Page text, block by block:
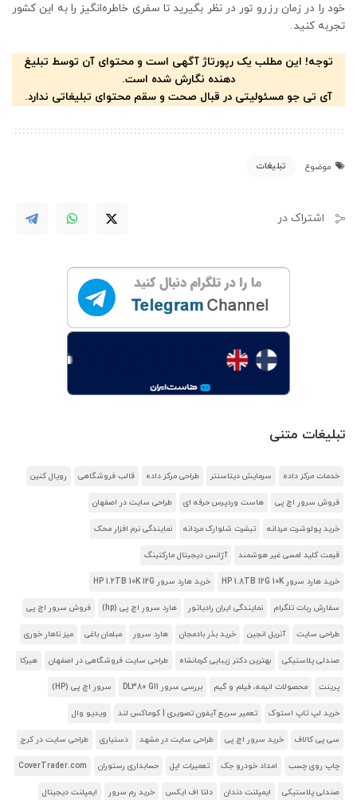
خود را در زمان رزرو تور در نظر بگیرید تا سفری خاطره‌انگیز را به این کشور
تجربه کنید.
توجه! این مطلب یک رپورتاژ آگهی است و محتوای آن توسط تبلیغ
دهنده نگارش شده است.
آی تی جو مسئولیتی در قبال صحت و سقم محتوای تبلیغاتی ندارد.
موضوع تبلیغات
اشتراک در
تبلیغات متنی
خدمات مرکز داده سرمایش دیتاسنتر طراحی مرکز داده قالب فروشگاهی رویال کنین
فروش سرور اچ پی هاست وردپرس حرفه ای طراحی سایت در اصفهان
خرید پولوشرت مردانه تیشرت شلوارک مردانه نمایندگی نرم افزار محک
قیمت کلید لمسی غیر هوشمند آژانس دیجیتال مارکتینگ
خرید هارد سرور HP 1.8TB 12G 10K خرید هارد سرور HP 1.2TB 10K 12G
سفارش ربات تلگرام نمایندگی ایران رادیاتور هارد سرور اچ پی (hp) فروش سرور اچ پی
طراحی سایت آنریل انجین خرید بذر بادمجان هارد سرور مبلمان باغی میز ناهار خوری
صندلی پلاستیکی بهترین دکتر زیبایی کرمانشاه طراحی سایت فروشگاهی در اصفهان هیرکا
پرینت محصولات انیمه، فیلم و گیم بررسی سرور DL380 G11 سرور اچ پی (HP)
خرید لپ تاپ استوک تعمیر سریع آیفون تصویری | کوماکس لند ویدیو وال
سی پی کالاف خرید سرور اچ پی طراحی سایت در مشهد دستیاری طراحی سایت در کرج
چاپ روی چسب امداد خودرو جک تعمیرات اپل حسابداری رستوران CoverTrader.com
صندلی پلاستیکی ایمپلنت دندان دلتا اف ایکس خرید رم سرور ایمپلنت دیجیتال